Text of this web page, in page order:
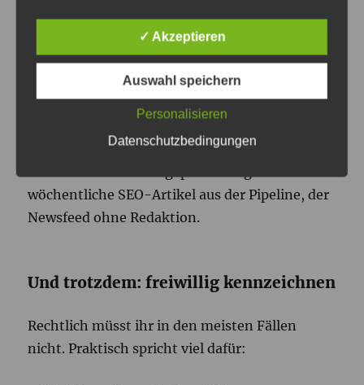
Das Gesetz nimmt Systeme aus, die eine reine
Hilfsfunktion für die Standardredaktion
erfüllen oder die Eingabedaten nicht
wesentlich verändern.
Kennzeichnungspflichtig wird es, wenn Texte
wöchentliche SEO-Artikel aus der Pipeline, der
Newsfeed ohne Redaktion.
Und trotzdem: freiwillig kennzeichnen
Rechtlich müsst ihr in den meisten Fällen
nicht. Praktisch spricht viel dafür:
✓ Akzeptieren
Auswahl speichern
Personalisieren
Datenschutzbedingungen